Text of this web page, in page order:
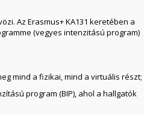
Az Erasmus+ KA131 keretében a
(vegyes intenzitású program)
mind a fizikai, mind a virtuális részt;
program (BIP), ahol a hallgatók